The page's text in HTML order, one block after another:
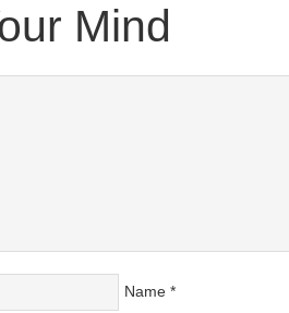
Mind
Name *